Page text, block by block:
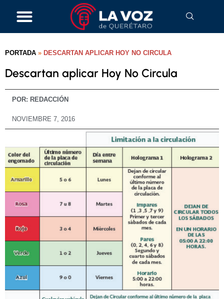
PORTADA » DESCARTAN APLICAR HOY NO CIRCULA
Descartan aplicar Hoy No Circula
POR: REDACCIÓN
NOVIEMBRE 7, 2016